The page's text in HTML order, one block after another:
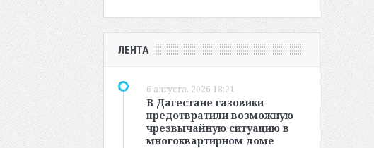
ЛЕНТА
6 августа, 2026 18:21
В Дагестане газовики
предотвратили возможную
чрезвычайную ситуацию в
многоквартирном доме